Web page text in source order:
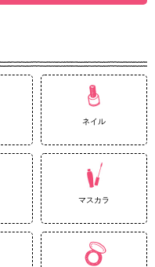
ネイル
マスカラ